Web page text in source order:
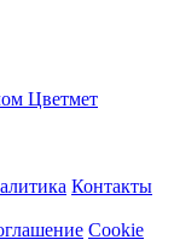
Цветмет
Контакты
Cookie